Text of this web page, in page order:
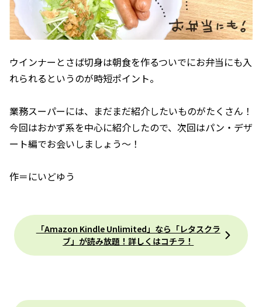
ウインナーとさば切身は朝食を作るついでにお弁当にも入
れられるというのが時短ポイント。
業務スーパーには、まだまだ紹介したいものがたくさん！
今回はおかず系を中心に紹介したので、次回はパン・デザ
ート編でお会いしましょう〜！
作＝にいどゆう
「Amazon Kindle Unlimited」なら「レタスクラ
ブ」が読み放題！詳しくはコチラ！